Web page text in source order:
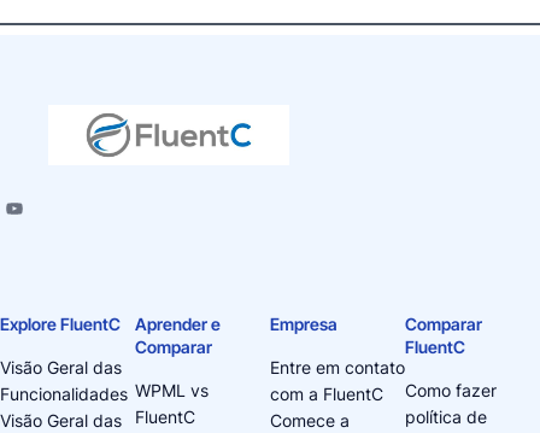
Explore FluentC
Visão Geral das
Funcionalidades
Visão Geral das
Aprender e
Comparar
WPML vs
FluentC
Empresa
Entre em contato
com a FluentC
Comece a
Comparar
FluentC
Como fazer
política de